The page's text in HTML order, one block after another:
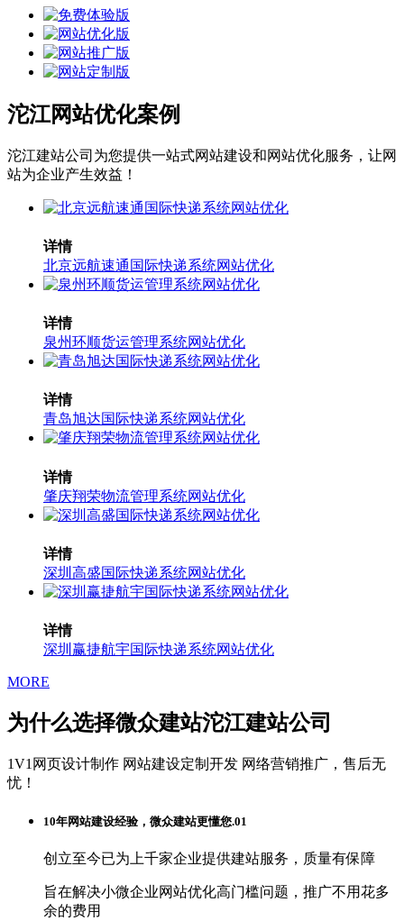
沱江网站优化案例
沱江建站公司为您提供一站式网站建设和网站优化服务，让网
站为企业产生效益！
详情
北京远航速通国际快递系统网站优化
详情
泉州环顺货运管理系统网站优化
详情
青岛旭达国际快递系统网站优化
详情
肇庆翔荣物流管理系统网站优化
详情
深圳高盛国际快递系统网站优化
详情
深圳赢捷航宇国际快递系统网站优化
MORE
为什么选择微众建站沱江建站公司
1V1网页设计制作 网站建设定制开发 网络营销推广，售后无
忧！
10年网站建设经验，微众建站更懂您.01
创立至今已为上千家企业提供建站服务，质量有保障
旨在解决小微企业网站优化高门槛问题，推广不用花多
余的费用